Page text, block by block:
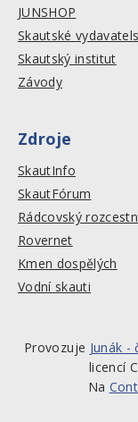
JUNSHOP
Skautské
Skautský institut
Závody
Zdroje
SkautInfo
SkautFórum
Rádcovský
Rovernet
Kmen dospělých
Vodní skauti
Provozuje Junák -
licencí
Na